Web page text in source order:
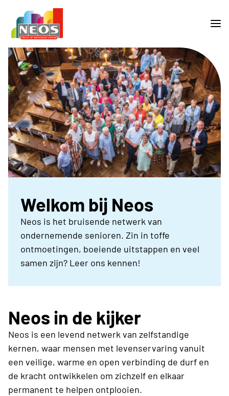
Welkom bij Neos
Neos is het bruisende netwerk van
ondernemende senioren. Zin in toffe
ontmoetingen, boeiende uitstappen en veel
samen zijn? Leer ons kennen!
Neos in de kijker
Neos is een levend netwerk van zelfstandige
kernen, waar mensen met levenservaring vanuit
een veilige, warme en open verbinding de durf en
de kracht ontwikkelen om zichzelf en elkaar
permanent te helpen ontplooien.